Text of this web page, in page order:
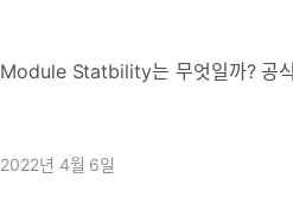
Module Statbility는 무엇일까? 공
2022년 4월 6일